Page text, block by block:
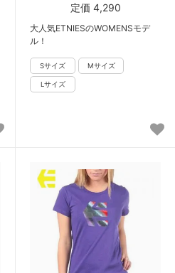
定価 4,290
大人気ETNIESのWOMENSモデ
ル！